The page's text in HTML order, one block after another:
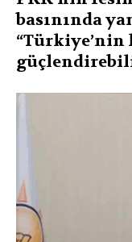
basınında